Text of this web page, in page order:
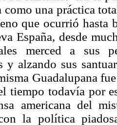
como una práctica
que ocurrió
España, desde
merced a sus
y alzando sus
Guadalupana
tiempo todavía por
americana del
la política